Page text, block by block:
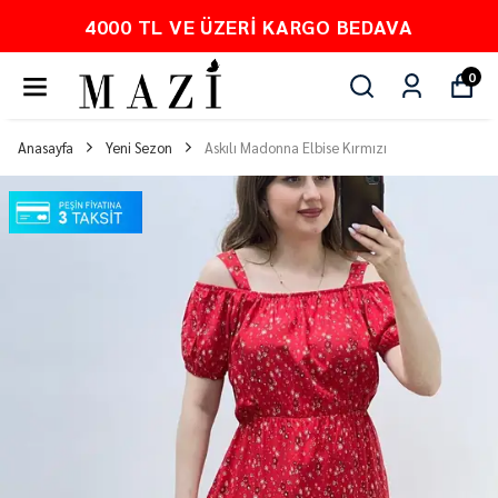
PEŞİN FİYATINA 3 TAKSİT
0
Anasayfa Yeni Sezon Askılı Madonna Elbise Kırmızı